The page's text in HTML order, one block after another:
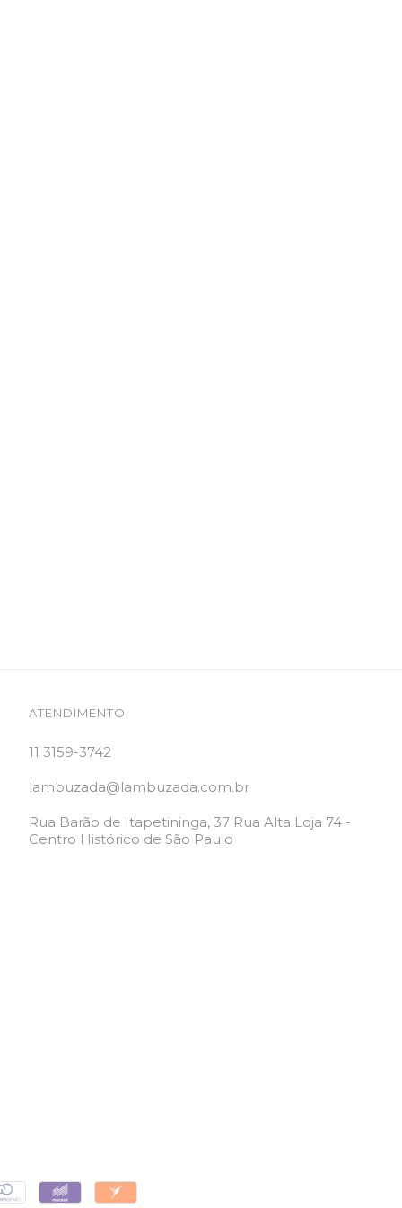
ATENDIMENTO
11 3159-3742
lambuzada@lambuzada.com.br
Rua Barão de Itapetininga, 37 Rua Alta Loja 74 -
Centro Histórico de São Paulo